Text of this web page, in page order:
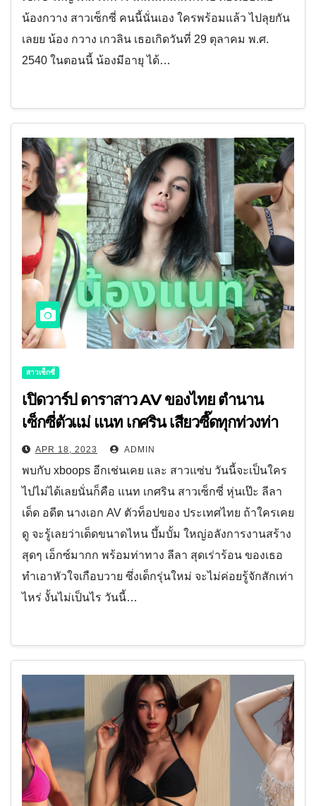
น้องกวาง สาวเซ็กซี่ คนนี้นั่นเอง ใครพร้อมแล้ว ไปลุยกัน
เลยย น้อง กวาง เกวลิน เธอเกิดวันที่ 29 ตุลาคม พ.ศ.
2540 ในตอนนี้ น้องมีอายุ ได้…
สาวเซ็กซี่
เปิดวาร์ป ดาราสาว AV ของไทย ตำนาน
เซ็กซี่ตัวแม่ แนท เกศริน เสียวซี๊ดทุกท่วงท่า
APR 18, 2023 ADMIN
พบกับ xboops อีกเช่นเคย และ สาวแซ่บ วันนี้จะเป็นใคร
ไปไม่ได้เลยนั่นก็คือ แนท เกศริน สาวเซ็กซี่ หุ่นเป๊ะ ลีลา
เด็ด อดีต นางเอก AV ตัวท็อปของ ประเทศไทย ถ้าใครเคย
ดู จะรู้เลยว่าเด็ดขนาดไหน บึ้มบั้ม ใหญ่อลังการงานสร้าง
สุดๆ เอ็กซ์มากก พร้อมท่าทาง ลีลา สุดเร่าร้อน ของเธอ
ทำเอาหัวใจเกือบวาย ซึ่งเด็กรุ่นใหม่ จะไม่ค่อยรู้จักสักเท่า
ไหร่ งั้นไม่เป็นไร วันนี้…